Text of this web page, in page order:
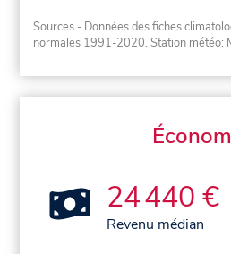
Sources - Données des fiches
normales 1991-2020. Station météo:
24 440 €
Revenu médian